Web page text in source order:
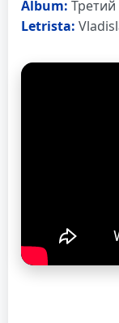
Álbum:
Letrista: